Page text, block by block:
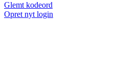
Glemt kodeord
Opret nyt login